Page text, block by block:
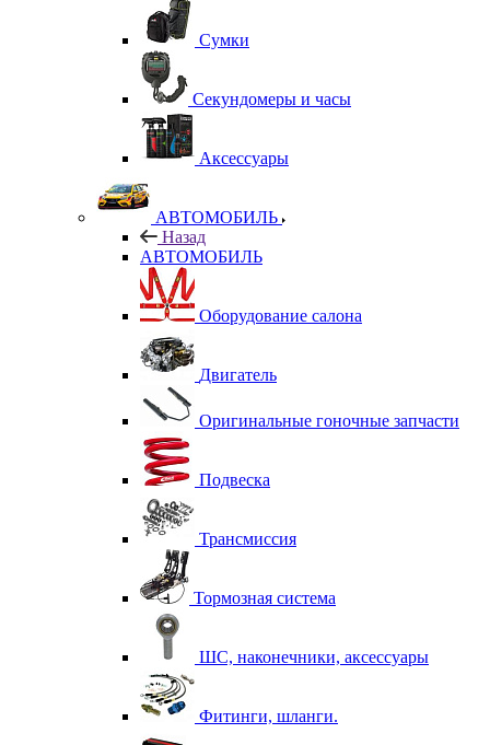
Сумки
Секундомеры и часы
Аксессуары
АВТОМОБИЛЬ
Назад
АВТОМОБИЛЬ
Оборудование салона
Двигатель
Оригинальные гоночные запчасти
Подвеска
Трансмиссия
Тормозная система
ШС, наконечники, аксессуары
Фитинги, шланги.